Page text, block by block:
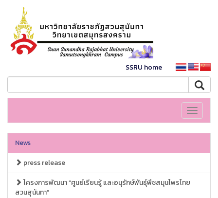
SSRU home
Toggle
News
press release
โครงการพัฒนา “ศูนย์เรียนรู้ และอนุรักษ์พันธุ์พืชสมุนไพรไทย
สวนสุนันทา”